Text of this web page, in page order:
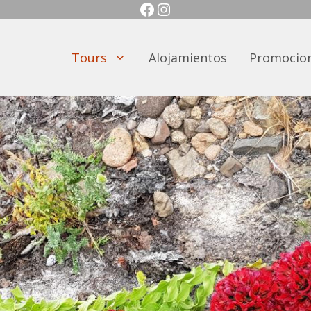
Facebook
Instagram
Tours Alojamientos